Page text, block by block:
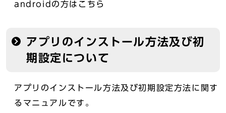
androidの方はこちら
アプリのインストール方法及び初
期設定について
アプリのインストール方法及び初期設定方法に関す
るマニュアルです。